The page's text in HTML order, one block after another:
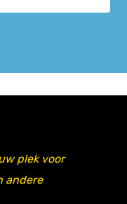
plek voor
andere